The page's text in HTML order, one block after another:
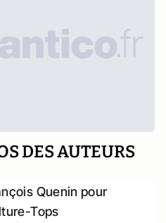
DES AUTEURS
Quenin pour
Tops